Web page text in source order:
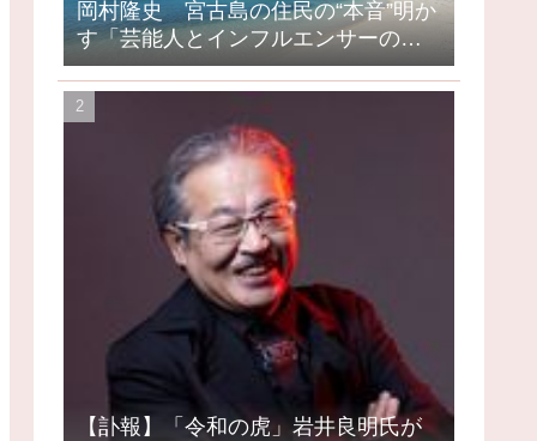
岡村隆史 宮古島の住民の“本音”明か
す「芸能人とインフルエンサーの島
になってしまったって」
【訃報】「令和の虎」岩井良明氏が